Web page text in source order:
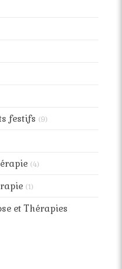
festifs (9)
(4)
(1)
et Thérapies